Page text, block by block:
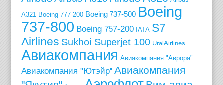
A321 Boeing-777-200 Boeing 737-500 Boeing
737-800 Boeing 757-200 IATA S7
Airlines Sukhoi Superjet 100 UralAirlines
Авиакомпания Авиакомпания "Аврора"
Авиакомпания "Ютэйр" Авиакомпания